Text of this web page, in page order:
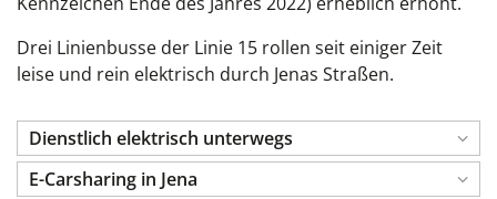
Drei Linienbusse der Linie 15 rollen seit einiger Zeit
leise und rein elektrisch durch Jenas Straßen.
Dienstlich elektrisch unterwegs
E-Carsharing in Jena